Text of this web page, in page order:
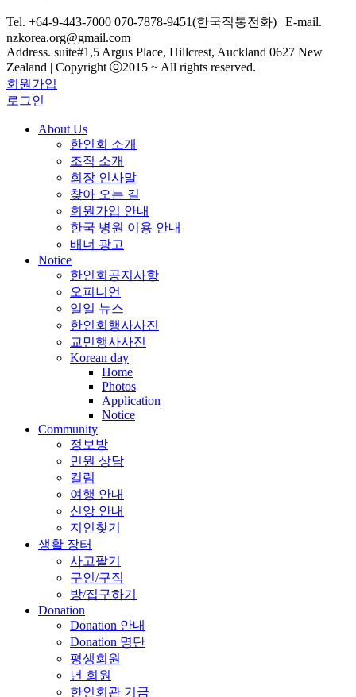
Tel. +64-9-443-7000 070-7878-9451(한국직통전화) | E-mail.
nzkorea.org@gmail.com
Address. suite#1,5 Argus Place, Hillcrest, Auckland 0627 New
Zealand | Copyright ⓒ2015 ~ All rights reserved.
회원가입
로그인
About Us
한인회 소개
조직 소개
회장 인사말
찾아 오는 길
회원가입 안내
한국 병원 이용 안내
배너 광고
Notice
한인회공지사항
오피니언
일일 뉴스
한인회행사사진
교민행사사진
Korean day
Home
Photos
Application
Notice
Community
정보방
민원 상담
컬럼
여행 안내
신앙 안내
지인찾기
생활 장터
사고팔기
구인/구직
방/집구하기
Donation
Donation 안내
Donation 명단
평생회원
년 회원
한인회관 기금